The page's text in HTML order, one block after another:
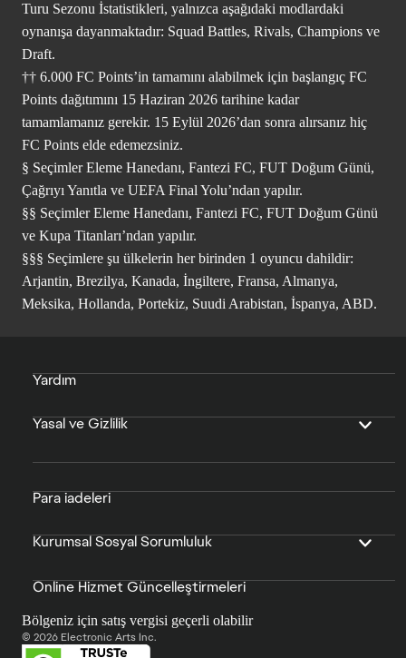
Turu Sezonu İstatistikleri, yalnızca aşağıdaki modlardaki
oynanışa dayanmaktadır: Squad Battles, Rivals, Champions ve
Draft.
†† 6.000 FC Points’in tamamını alabilmek için başlangıç FC
Points dağıtımını 15 Haziran 2026 tarihine kadar
tamamlamanız gerekir. 15 Eylül 2026’dan sonra alırsanız hiç
FC Points elde edemezsiniz.
§ Seçimler Eleme Hanedanı, Fantezi FC, FUT Doğum Günü,
Çağrıyı Yanıtla ve UEFA Final Yolu’ndan yapılır.
§§ Seçimler Eleme Hanedanı, Fantezi FC, FUT Doğum Günü
ve Kupa Titanları’ndan yapılır.
§§§ Seçimlere şu ülkelerin her birinden 1 oyuncu dahildir:
Arjantin, Brezilya, Kanada, İngiltere, Fransa, Almanya,
Meksika, Hollanda, Portekiz, Suudi Arabistan, İspanya, ABD.
Yardım
Yasal ve Gizlilik
Para iadeleri
Kurumsal Sosyal Sorumluluk
Online Hizmet Güncelleştirmeleri
Bölgeniz için satış vergisi geçerli olabilir
© 2026 Electronic Arts Inc.